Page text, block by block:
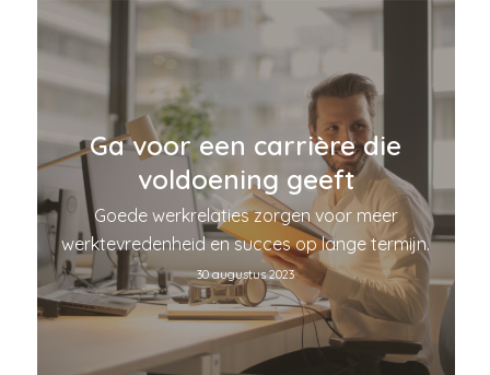
Ga voor een carrière die
voldoening geeft
Goede werkrelaties zorgen voor meer
werktevredenheid en succes op lange termijn.
30 augustus 2023